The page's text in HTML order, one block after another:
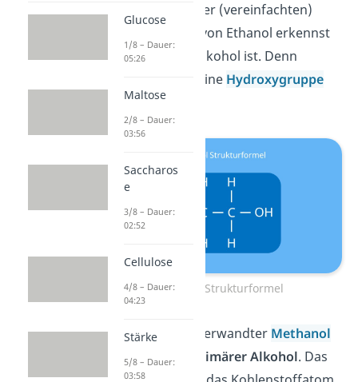
CH
3
OH. An der (vereinfachten)
von Ethanol erkennst
du, dass es ein Alkohol ist. Denn
Äthanol besitzt eine Hydroxygruppe
(OH).
Ethanol Strukturformel
Wie sein naher Verwandter Methanol
ist Ethanol ein
primärer Alkohol. Das
Glucose
1/8 – Dauer:
05:26
Maltose
2/8 – Dauer:
03:56
Saccharos
e
3/8 – Dauer:
02:52
Cellulose
4/8 – Dauer:
04:23
Stärke
5/8 – Dauer:
03:58